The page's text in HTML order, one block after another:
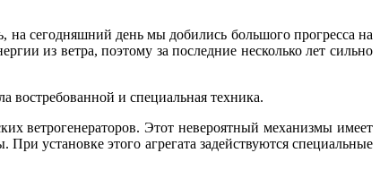
на сегодняшний день мы добились большого прогресса на
из ветра, поэтому за последние несколько лет сильно
востребованной и специальная техника.
ветрогенераторов. Этот невероятный механизмы имеет
установке этого агрегата задействуются специальные